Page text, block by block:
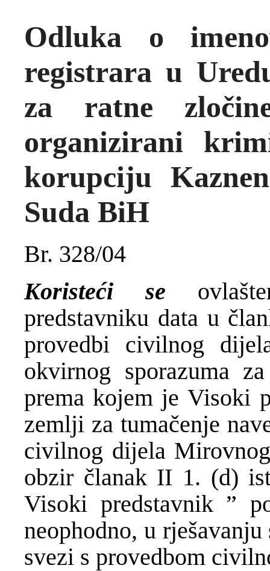
Odluka o
registrara u
za ratne
organizirani
korupciju
Suda BiH
Br. 328/04
Koristeći se
predstavniku data u
provedbi civilnog
okvirnog sporazuma
prema kojem је Visoki
zemlji za tumačenje
civilnog dijela
obzir članak II 1. (d)
Visoki predstavnik ”
neophodno, u
svezi s provedbom